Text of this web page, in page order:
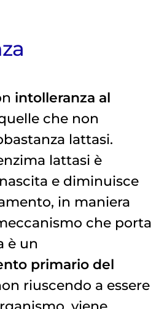
intolleranza al
che non
lattasi.
lattasi è
e diminuisce
in maniera
che porta
è un
primario del
riuscendo a essere